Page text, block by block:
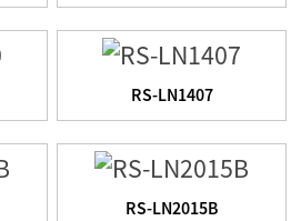
RS-LN1407
RS-LN2015B